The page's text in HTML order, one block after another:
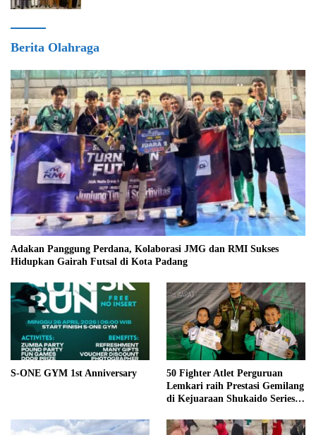
Berita Olahraga
Adakan Panggung Perdana, Kolaborasi JMG dan RMI Sukses
Hidupkan Gairah Futsal di Kota Padang
S-ONE GYM 1st Anniversary
50 Fighter Atlet Perguruan
Lemkari raih Prestasi Gemilang
di Kejuaraan Shukaido Series 1